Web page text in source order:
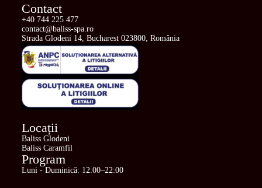
Contact
+40 744 225 477
contact@baliss-spa.ro
Strada Glodeni 14, Bucharest 023800, România
Locații
Baliss Glodeni
Baliss Caramfil
Program
Luni - Duminică: 12:00–22:00